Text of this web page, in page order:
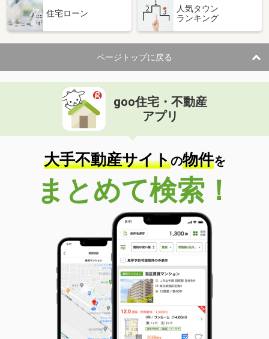
住宅ローン
人気タウン
ランキング
ページトップに戻る
goo住宅・不動産
アプリ
大手不動産サイトの物件を
まとめて検索！